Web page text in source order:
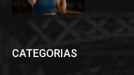
CATEGORIAS